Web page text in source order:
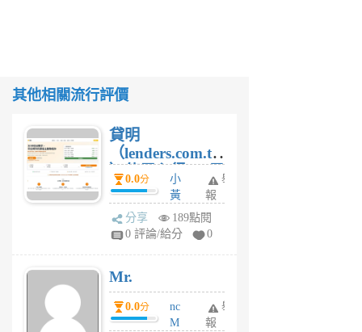
其他相關流行評價
貸明
（lenders.com.tw
）使用心得 — 民
間貸款比較平台
體驗
0.0分
小
黃
蜂
1
舉
報
分享
189點閱
0 評論/給分
0
Mr.
0.0分
nc
M
舉
報